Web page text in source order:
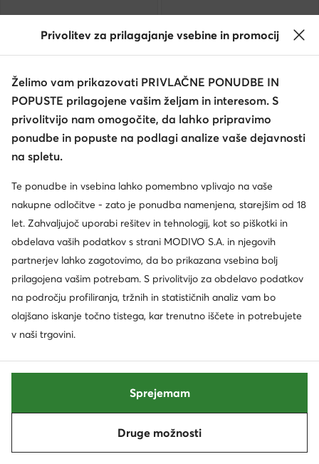
Barefoot
Priložnost
Froddo
Nizki čevlji · Roza
Trenutna cena
64,99€
Najnižja cena69,99 €
Skechers
Superge · Siva
Trenutna cena
54,99€
Najnižja cena 63,99 €
Priložnost
Razvrsti po
Privolitev za prilagajanje vsebine in promocij
Želimo vam prikazovati PRIVLAČNE PONUDBE IN
POPUSTE prilagojene vašim željam in interesom. S
privolitvijo nam omogočite, da lahko pripravimo
ponudbe in popuste na podlagi analize vaše dejavnosti
na spletu.
Te ponudbe in vsebina lahko pomembno vplivajo na vaše
nakupne odločitve - zato je ponudba namenjena, starejšim od 18
let. Zahvaljujoč uporabi rešitev in tehnologij, kot so piškotki in
obdelava vaših podatkov s strani MODIVO S.A. in njegovih
partnerjev lahko zagotovimo, da bo prikazana vsebina bolj
prilagojena vašim potrebam. S privolitvijo za obdelavo podatkov
na področju profiliranja, tržnih in statističnih analiz vam bo
olajšano iskanje točno tistega, kar trenutno iščete in potrebujete
v naši trgovini.
Druge možnosti
Sprejemam